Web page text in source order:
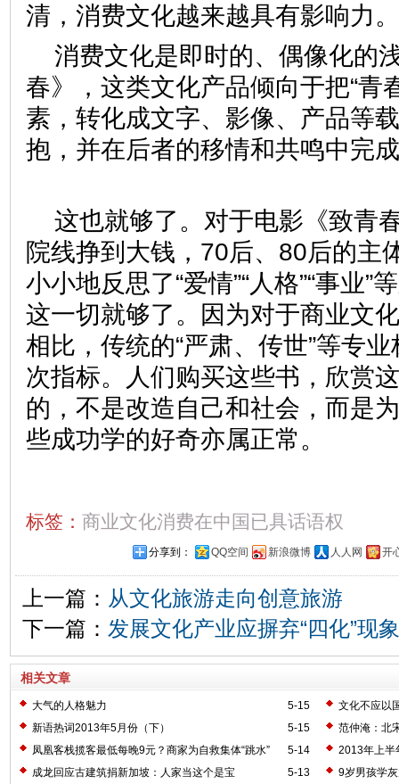
清，消费文化越来越具有影响
消费文化是即时的、偶像化的
春》，这类文化产品倾向于把“青
素，转化成文字、影像、产品等
抱，并在后者的移情和共鸣中
这也就够了。对于电影《致青
院线挣到大钱，70后、80后的主
小小地反思了“爱情”“人格”“事业”
这一切就够了。因为对于商业文
相比，传统的“严肃、传世”等专
次指标。人们购买这些书，欣赏
的，不是改造自己和社会，而是
些成功学的好奇亦属正常。
标签： 商业文化消费在中国已具话语权
分享到： QQ空间 新浪微博 人人网 开
上一篇： 从文化旅游走向创意旅游
下一篇： 发展文化产业应摒弃“四化”现象
相关文章
5-15
大气的人格魅力
文化不应以
5-15
新语热词2013年5月份（下）
范仲淹：北
5-14
凤凰客栈揽客最低每晚9元？商家为自救集体“跳水”
2013年上半
5-13
成龙回应古建筑捐新加坡：人家当这个是宝
9岁男孩学